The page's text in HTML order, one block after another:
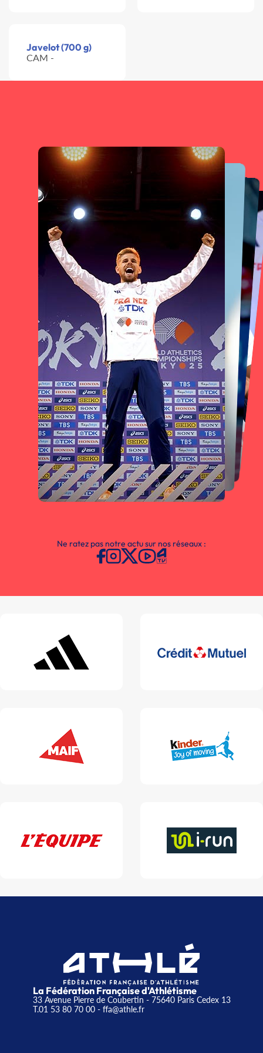
Javelot (700 g)
CAM -
Ne ratez pas notre actu sur nos réseaux :
La Fédération Française d'Athlétisme
33 Avenue Pierre de Coubertin - 75640 Paris Cedex 13
T.01 53 80 70 00- ffa@athle.fr